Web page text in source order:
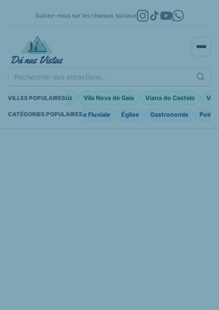
Suivez-nous sur les réseaux sociaux
Rechercher des attractions...
VILLES POPULAIRES
Braga Porto Moniz Vila Nova de Gaia Viana do Castelo Vila
CATÉGORIES POPULAIRES
Fortifications Plage Fluviale Église Gastronomie Point